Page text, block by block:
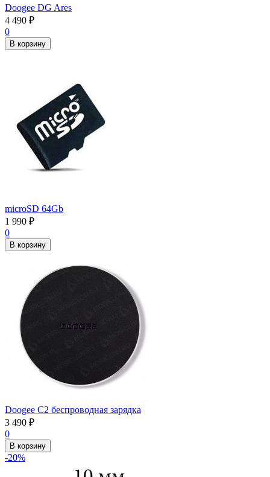
Doogee DG Ares
4 490 ₽
0
В корзину
microSD 64Gb
1 990 ₽
0
В корзину
Doogee C2 беспроводная зарядка
3 490 ₽
0
В корзину
-20%